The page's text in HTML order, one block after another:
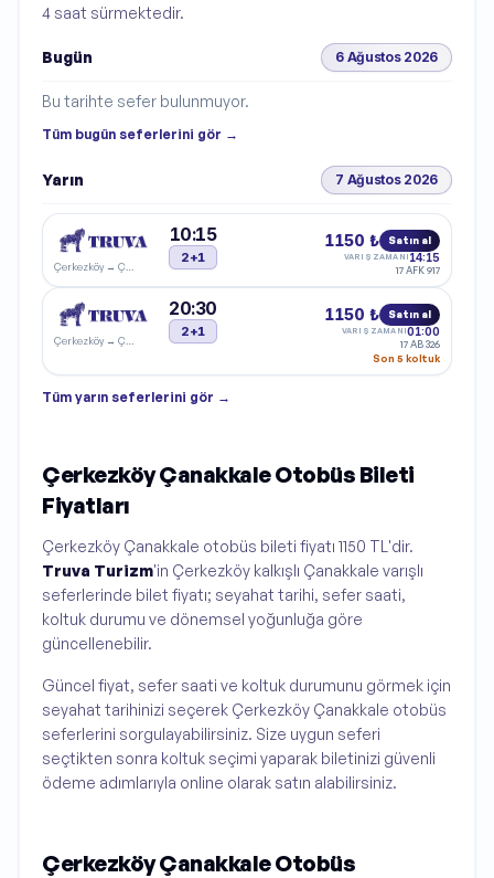
4 saat sürmektedir.
Bugün 6 Ağustos 2026
Bu tarihte sefer bulunmuyor.
Tüm bugün seferlerini gör →
Yarın 7 Ağustos 2026
Çerkezköy→ Çanakkale
10:15
2+1
1150 ₺ Satın al
VARIŞ ZAMANI 14:15
17 AFK 917
Çerkezköy→ Çanakkale
20:30
2+1
1150 ₺ Satın al
VARIŞ ZAMANI01:00
17 AB 326
Son 5 koltuk
Tüm yarın seferlerini gör →
Çerkezköy Çanakkale Otobüs Bileti
Fiyatları
Çerkezköy Çanakkale otobüs bileti fiyatı 1150 TL'dir.
Truva Turizm'in Çerkezköy kalkışlı Çanakkale varışlı
seferlerinde bilet fiyatı; seyahat tarihi, sefer saati,
koltuk durumu ve dönemsel yoğunluğa göre
güncellenebilir.
Güncel fiyat, sefer saati ve koltuk durumunu görmek için
seyahat tarihinizi seçerek Çerkezköy Çanakkale otobüs
seferlerini sorgulayabilirsiniz. Size uygun seferi
seçtikten sonra koltuk seçimi yaparak biletinizi güvenli
ödeme adımlarıyla online olarak satın alabilirsiniz.
Çerkezköy Çanakkale Otobüs